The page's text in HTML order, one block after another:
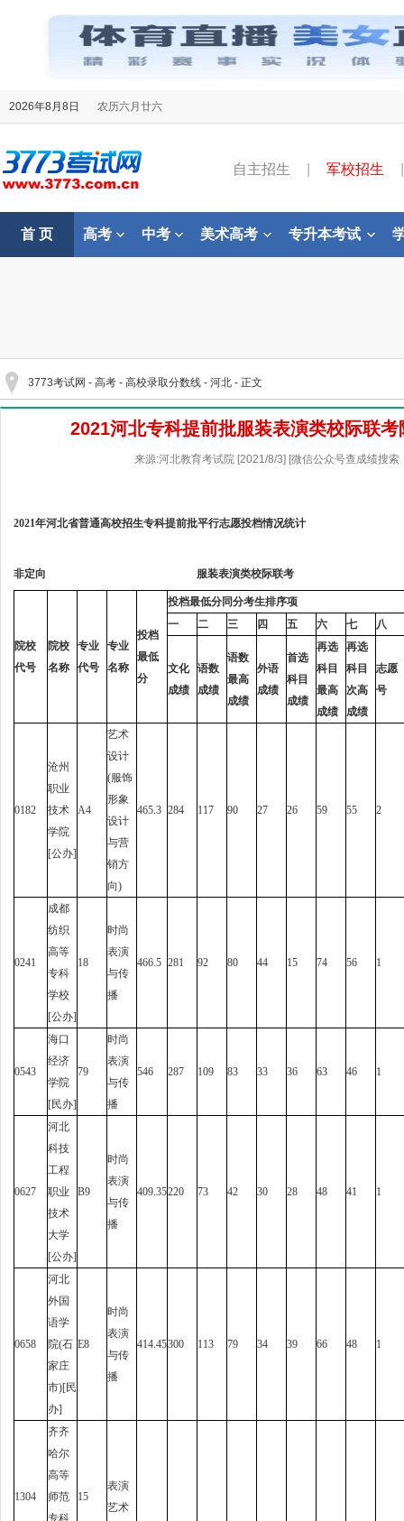
2026年8月8日 农历六月廿六
自主招生 军校招生
首 页 高考 中考 美术高考 专升本考试
3773考试网 - 高考 - 高校录取分数线 - 河北 - 正文
2021河北专科提前批服装表演类校际联
来源:河北教育考试院 [2021/8/3] [微信公众号查成绩搜索
2021年河北省普通高校招生专科提前批平行志愿投档情况统计
非定向 服装表演类校际联考
院校
代号
院校
名称
专业
代号
专业
名称
投档
最低
分
投档最低分同分考生排序项
一
二 三 四 五 六 七 八
文化
成绩
语数
成绩
语数
最高
成绩
外语
成绩
首选
科目
成绩
再选
科目
最高
成绩
再选
科目
次高
成绩
志愿
号
0182
沧州
职业
技术
学院
[公办]
A4
艺术
设计
(服饰
形象
设计
与营
销方
向)
465.3 284 117 90 27 26 59 55 2
0241
成都
纺织
高等
专科
学校
[公办]
18
时尚
表演
与传
播
466.5 281 92 80 44 15 74 56 1
0543
海口
经济
学院
[民办]
79
时尚
表演
与传
播
546 287 109 83 33 36 63 46 1
0627
河北
科技
工程
职业
技术
大学
[公办]
B9
时尚
表演
与传
播
409.35220 73 42 30 28 48 41 1
0658
河北
外国
语学
院(石
家庄
市)[民
办]
E8
时尚
表演
与传
播
414.45300 113 79 34 39 66 48 1
1304
齐齐
哈尔
高等
师范
专科
15
表演
艺术